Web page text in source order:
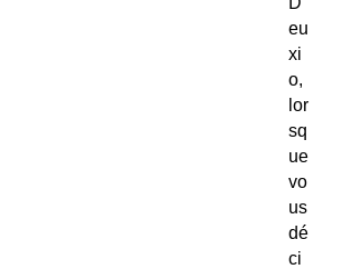
eu
xi
o,
lor
sq
ue
vo
us
dé
ci